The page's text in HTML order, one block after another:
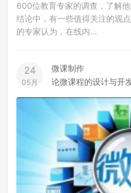
600位教育专家的调查，了解
结论中，有一些值得关注的观
的专家认为，在线内...
24
05月
微课制作
论微课程的设计与开